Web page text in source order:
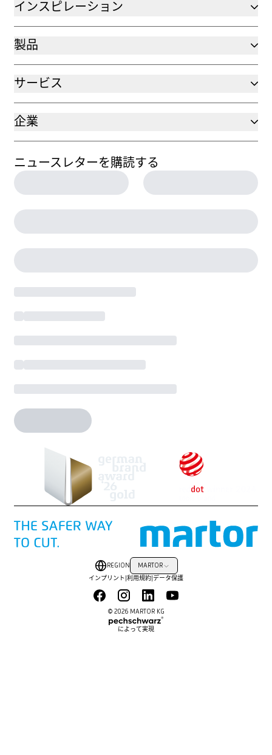
インスピレーション
製品
サービス
企業
ニュースレターを購読する
© 2026 MARTOR KG
によって実現
REGION MARTOR
インプリント 利用規約 データ保護